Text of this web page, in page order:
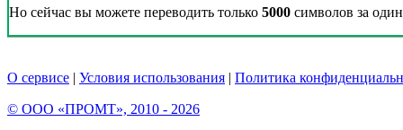
Но сейчас вы можете переводить только 5000 символов за
О сервисе | Условия использования | Политика
© ООО «ПРОМТ», 2010 - 2026